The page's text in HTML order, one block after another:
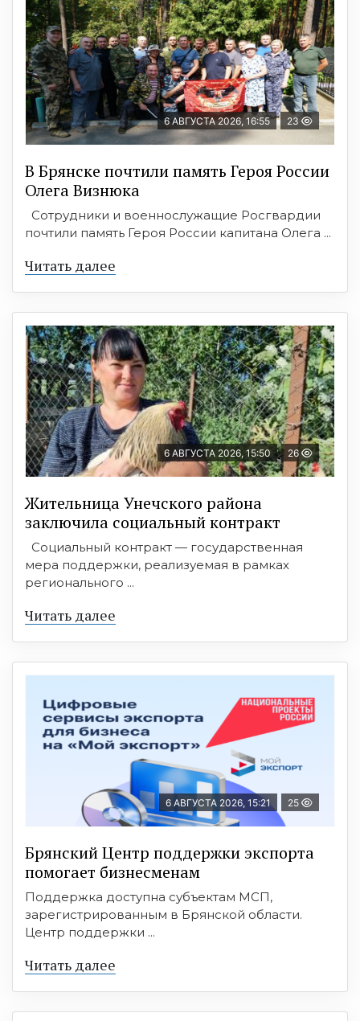
6 АВГУСТА 2026, 16:55 23
В Брянске почтили память Героя России
Олега Визнюка
Сотрудники и военнослужащие Росгвардии
почтили память Героя России капитана Олега ...
Читать далее
6 АВГУСТА 2026, 15:50 26
Жительница Унечского района
заключила социальный контракт
Социальный контракт — государственная
мера поддержки, реализуемая в рамках
регионального ...
Читать далее
6 АВГУСТА 2026, 15:21 25
Брянский Центр поддержки экспорта
помогает бизнесменам
Поддержка доступна субъектам МСП,
зарегистрированным в Брянской области.
Центр поддержки ...
Читать далее